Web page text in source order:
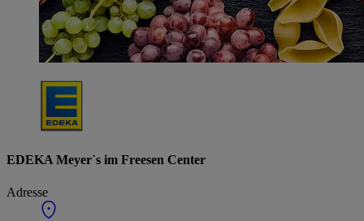
EDEKA Meyer`s im Freesen Center
Adresse